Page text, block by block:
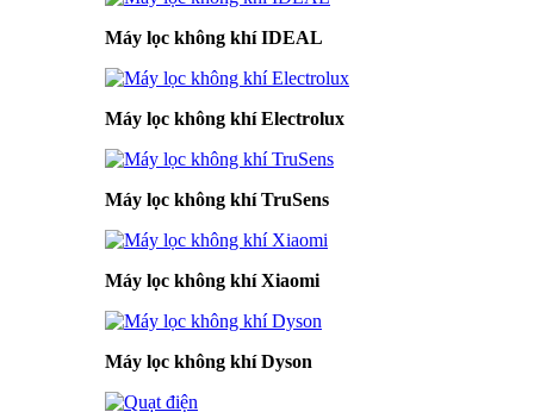
Máy lọc không khí IDEAL
Máy lọc không khí Electrolux
Máy lọc không khí TruSens
Máy lọc không khí Xiaomi
Máy lọc không khí Dyson